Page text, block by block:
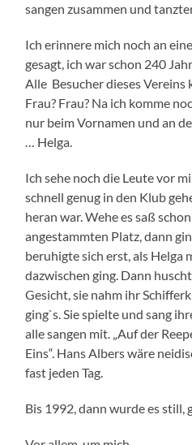
sangen zusammen und
Ich erinnere mich noch an
gesagt, ich war schon 240
Alle Besucher dieses Vereins
Frau? Frau? Na ich komme
nur beim Vornamen und an
… Helga.
Ich sehe noch die Leute vor
schnell genug in den Klub
heran war. Wehe es saß
angestammten Platz, dann
beruhigte sich erst, als Helga
dazwischen ging. Dann
Gesicht, sie nahm ihr
ging`s. Sie spielte und sang
alle sangen mit. „Auf der
Eins“. Hans Albers wäre
fast jeden Tag.
Bis 1992, dann wurde es still,